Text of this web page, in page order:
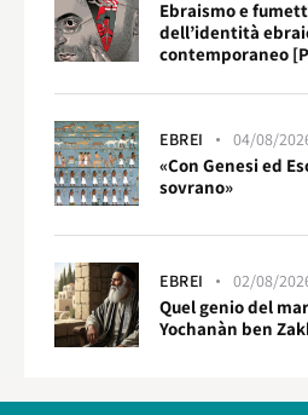
Ebraismo e
dell’identità
contemporaneo
EBREI 04/08/
«Con Genesi ed
sovrano»
EBREI 02/08/
Quel genio del
Yochanàn ben